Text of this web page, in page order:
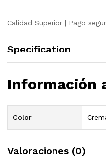
Calidad Superior | Pago
Specification
Información
Color
Valoraciones (0)